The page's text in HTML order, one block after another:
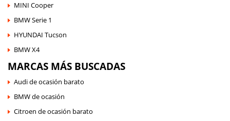
MINI Cooper
BMW Serie 1
HYUNDAI Tucson
BMW X4
MARCAS MÁS BUSCADAS
Audi de ocasión barato
BMW de ocasión
Citroen de ocasión barato